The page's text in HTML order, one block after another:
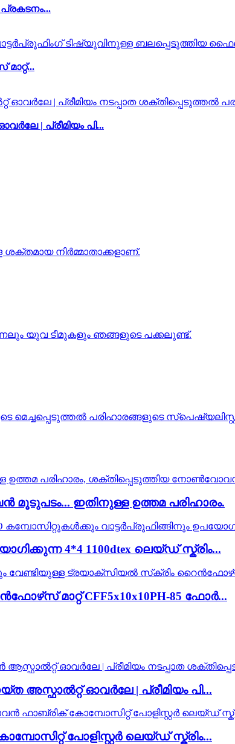
പ്രകടനം...
| പ്രീമിയം പി...
നിർമ്മാതാക്കളാണ്.
യുവ ടീമുകളും ഞങ്ങളുടെ പക്കലുണ്ട്.
പരിഹാരങ്ങളുടെ
ഇതിനുള്ള ഉത്തമ പരിഹാരം.
4*4 1100dtex ലെയ്ഡ് സ്ക്രിം...
മാറ്റ് CFF5x10x10PH-85 ഫോർ...
ഓവർലേ | പ്രീമിയം പി...
പോളിസ്റ്റർ ലെയ്ഡ് സ്ക്രിം...